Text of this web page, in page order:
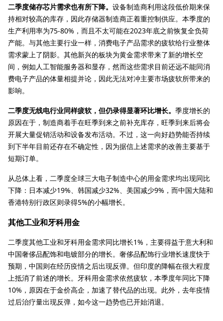
二季度储存芯片需求也有所下降。 设备制造商利用这段低价期来保
持相对较高的库存，因此存储器制造商正着重控制供应。本季度的
生产利用率为75-80%，而且不太可能在2023年底之前恢复全负荷
产能。与其他主要行业一样，消费电子产品需求的疲软给行业整体
需求蒙上了阴影。其他新兴的板块为黄金需求带来了新的增长空
间，例如人工智能服务器和显存，然而这些需求目前还远不能同消
费电子产品的体量相提并论，因此无法对冲主要市场疲软所带来的
影响。
二季度无线电行业同样疲软，但仍录得显著环比增长。 季度增长的
原因在于，制造商着手在旺季到来之前补充库存，旺季到来后将会
开展大量促销活动和设备发布活动。不过，这一向好趋势能否持续
到下半年目前还存在不确定性，因为据信上述需求的改善主要基于
短期订单。
从总体上看，二季度全球三大电子制造中心的用金需求均出现同比
下降：日本减少19%、韩国减少32%、美国减少9%，而中国大陆和
香港特别行政区则录得5%的小幅增长。
其他工业和牙科用金
二季度其他工业和牙科用金需求同比增长1%，主要得益于意大利和
中国奢侈品配饰和电镀部分的增长。奢侈品配饰行业增长速度快于
预期，中国则在经历疫情之后出现反弹。但印度的降幅在很大程度
上抵消了前述的增长。牙科用金需求依然疲软，本季度年同比下降
10%，原因在于金价高企，加速了替代品的出现。此外，去年疫情
过后治疗量出现反弹，如今这一趋势也已开始消退。